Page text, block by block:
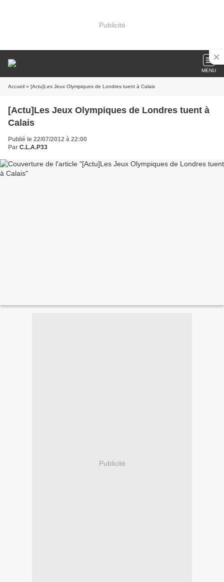
Publicité
MENU
Accueil » [Actu]Les Jeux Olympiques de Londres tuent à Calais
[Actu]Les Jeux Olympiques de Londres tuent à
Calais
Publié le 22/07/2012 à 22:00
Par C.L.A.P33
Publicité